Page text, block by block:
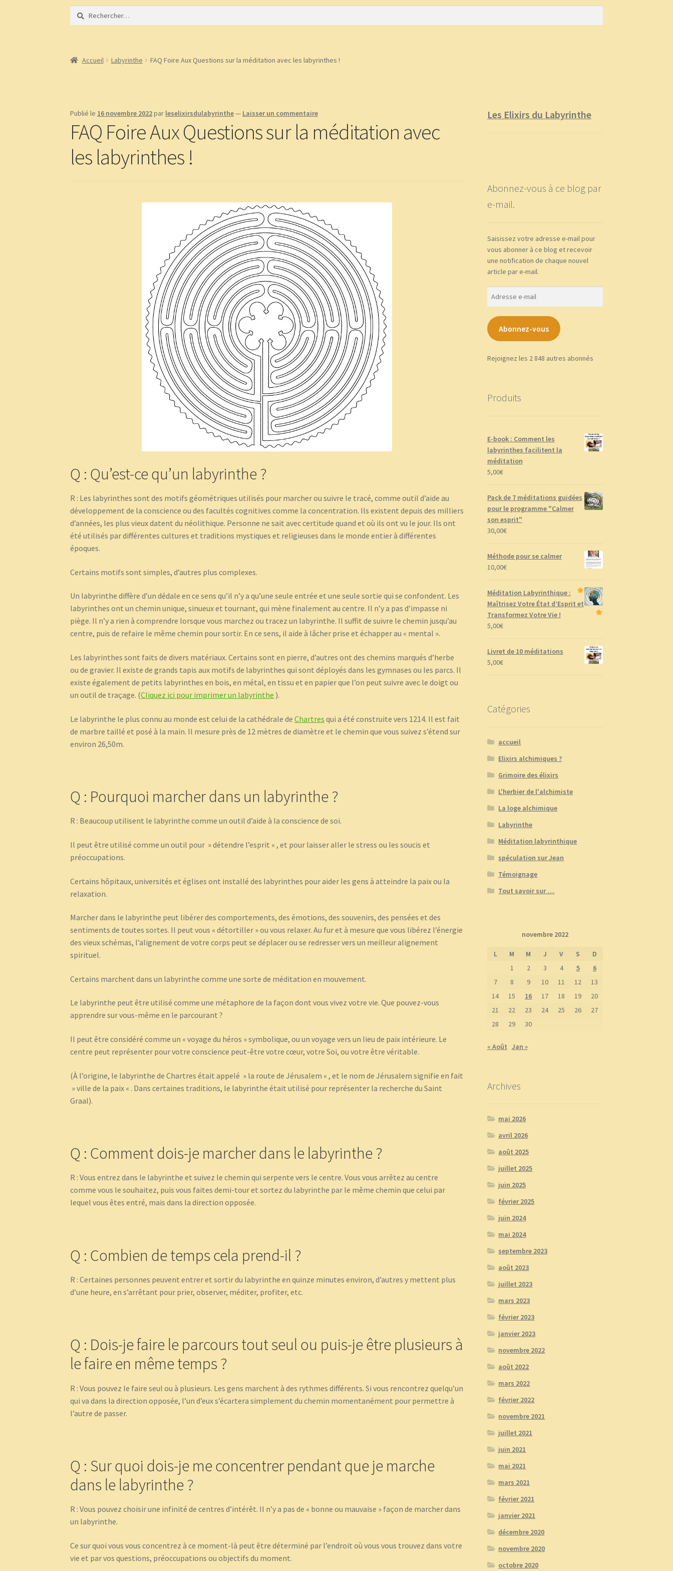
Accueil À propos
page test diaporama Panier Témoignages
Rechercher :
Accueil Labyrinthe FAQ Foire Aux Questions sur la méditation avec les labyrinthes !
Publié le 16 novembre 2022par leselixirsdulabyrinthe— Laisser un commentaire
FAQ Foire Aux Questions sur la méditation avec
les labyrinthes !
Q : Qu’est-ce qu’un labyrinthe ?
R : Les labyrinthes sont des motifs géométriques utilisés pour marcher ou suivre le tracé, comme outil d’aide au
développement de la conscience ou des facultés cognitives comme la concentration. Ils existent depuis des milliers
d’années, les plus vieux datent du néolithique. Personne ne sait avec certitude quand et où ils ont vu le jour. Ils ont
été utilisés par différentes cultures et traditions mystiques et religieuses dans le monde entier à différentes
époques.
Certains motifs sont simples, d’autres plus complexes.
Un labyrinthe diffère d’un dédale en ce sens qu’il n’y a qu’une seule entrée et une seule sortie qui se confondent. Les
labyrinthes ont un chemin unique, sinueux et tournant, qui mène finalement au centre. Il n’y a pas d’impasse ni
piège. Il n’y a rien à comprendre lorsque vous marchez ou tracez un labyrinthe. Il suffit de suivre le chemin jusqu’au
centre, puis de refaire le même chemin pour sortir. En ce sens, il aide à lâcher prise et échapper au « mental ».
Les labyrinthes sont faits de divers matériaux. Certains sont en pierre, d’autres ont des chemins marqués d’herbe
ou de gravier. Il existe de grands tapis aux motifs de labyrinthes qui sont déployés dans les gymnases ou les parcs. Il
existe également de petits labyrinthes en bois, en métal, en tissu et en papier que l’on peut suivre avec le doigt ou
un outil de traçage. (Cliquez ici pour imprimer un labyrinthe ).
Le labyrinthe le plus connu au monde est celui de la cathédrale deChartres qui a été construite vers 1214. Il est fait
de marbre taillé et posé à la main. Il mesure près de 12 mètres de diamètre et le chemin que vous suivez s’étend sur
environ 26,50m.
Q : Pourquoi marcher dans un labyrinthe ?
R : Beaucoup utilisent le labyrinthe comme un outil d’aide à la conscience de soi.
Il peut être utilisé comme un outil pour » détendre l’esprit « , et pour laisser aller le stress ou les soucis et
préoccupations.
Certains hôpitaux, universités et églises ont installé des labyrinthes pour aider les gens à atteindre la paix ou la
relaxation.
Marcher dans le labyrinthe peut libérer des comportements, des émotions, des souvenirs, des pensées et des
sentiments de toutes sortes. Il peut vous « détortiller » ou vous relaxer. Au fur et à mesure que vous libérez l’énergie
des vieux schémas, l’alignement de votre corps peut se déplacer ou se redresser vers un meilleur alignement
spirituel.
Certains marchent dans un labyrinthe comme une sorte de méditation en mouvement.
Le labyrinthe peut être utilisé comme une métaphore de la façon dont vous vivez votre vie. Que pouvez-vous
apprendre sur vous-même en le parcourant ?
Il peut être considéré comme un « voyage du héros » symbolique, ou un voyage vers un lieu de paix intérieure. Le
centre peut représenter pour votre conscience peut-être votre cœur, votre Soi, ou votre être véritable.
(À l’origine, le labyrinthe de Chartres était appelé » la route de Jérusalem « , et le nom de Jérusalem signifie en fait
» ville de la paix « . Dans certaines traditions, le labyrinthe était utilisé pour représenter la recherche du Saint
Graal).
Q : Comment dois-je marcher dans le labyrinthe ?
R : Vous entrez dans le labyrinthe et suivez le chemin qui serpente vers le centre. Vous vous arrêtez au centre
comme vous le souhaitez, puis vous faites demi-tour et sortez du labyrinthe par le même chemin que celui par
lequel vous êtes entré, mais dans la direction opposée.
Q : Combien de temps cela prend-il ?
R : Certaines personnes peuvent entrer et sortir du labyrinthe en quinze minutes environ, d’autres y mettent plus
d’une heure, en s’arrêtant pour prier, observer, méditer, profiter, etc.
Q : Dois-je faire le parcours tout seul ou puis-je être plusieurs à
le faire en même temps ?
R : Vous pouvez le faire seul ou à plusieurs. Les gens marchent à des rythmes différents. Si vous rencontrez quelqu’un
qui va dans la direction opposée, l’un d’eux s’écartera simplement du chemin momentanément pour permettre à
l’autre de passer.
Q : Sur quoi dois-je me concentrer pendant que je marche
dans le labyrinthe ?
R : Vous pouvez choisir une infinité de centres d’intérêt. Il n’y a pas de « bonne ou mauvaise » façon de marcher dans
un labyrinthe.
Ce sur quoi vous vous concentrez à ce moment-là peut être déterminé par l’endroit où vous vous trouvez dans votre
vie et par vos questions, préoccupations ou objectifs du moment.
Les Elixirs du Labyrinthe
Abonnez-vous à ce blog par
e-mail.
Saisissez votre adresse e-mail pour
vous abonner à ce blog et recevoir
une notification de chaque nouvel
article par e-mail.
Abonnez-vous
Rejoignez les 2 848 autres abonnés
Produits
E-book : Comment les
labyrinthes facilitent la
méditation
5,00€
Pack de 7 méditations guidées
pour le programme "Calmer
son esprit"
30,00€
Méthode pour se calmer
10,00€
Méditation Labyrinthique :
Maîtrisez Votre État d’Esprit et
Transformez Votre Vie !
5,00€
Livret de 10 méditations
5,00€
Catégories
accueil
Elixirs alchimiques ?
Grimoire des élixirs
L'herbier de l'alchimiste
La loge alchimique
Labyrinthe
Méditation labyrinthique
spéculation sur Jean
Témoignage
Tout savoir sur …
novembre 2022
L M M J V S
D
1
2 3 4 5
6
7
8 9 10 11 12
13
14
15 16 17 18 19
20
21
22 23 24 25 26
27
28
29 30
« Août Jan »
Archives
mai 2026
avril 2026
août 2025
juillet 2025
juin 2025
février 2025
juin 2024
mai 2024
septembre 2023
août 2023
juillet 2023
mars 2023
février 2023
janvier 2023
novembre 2022
août 2022
mars 2022
février 2022
novembre 2021
juillet 2021
juin 2021
mai 2021
mars 2021
février 2021
janvier 2021
décembre 2020
novembre 2020
octobre 2020